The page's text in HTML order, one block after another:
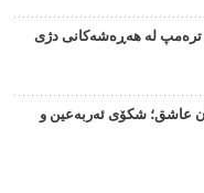
لە هەڕەشەکانی دژی
عاشق؛ شکۆی ئەربەعین و